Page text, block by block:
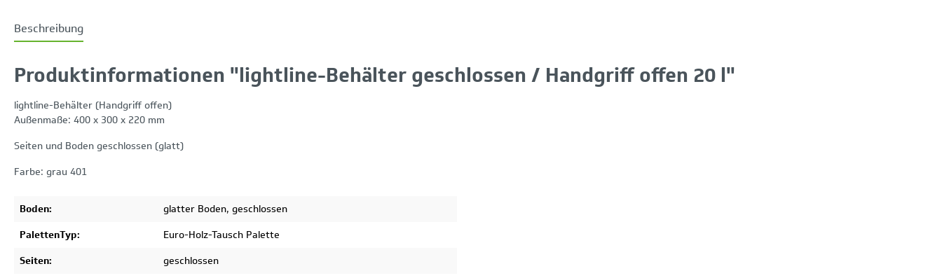
Beschreibung
Produktinformationen "lightline-Behälter geschlossen / Handgriff offen 20 l"
lightline-Behälter (Handgriff offen)
Außenmaße: 400 x 300 x 220 mm
Seiten und Boden geschlossen (glatt)
Farbe: grau 401
Boden:
glatter Boden, geschlossen
PalettenTyp:
Euro-Holz-Tausch Palette
Seiten:
geschlossen